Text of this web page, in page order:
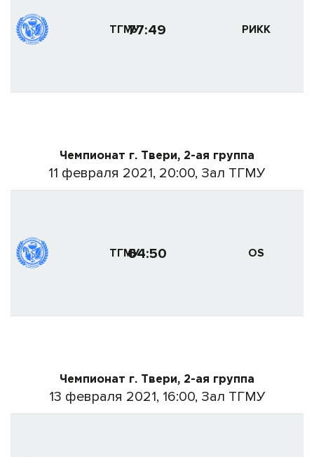
ТГМУ77:49 РИКК
Чемпионат г. Твери, 2-ая группа
11 февраля 2021, 20:00, Зал ТГМУ
ТГМУ64:50 OS
Чемпионат г. Твери, 2-ая группа
13 февраля 2021, 16:00, Зал ТГМУ